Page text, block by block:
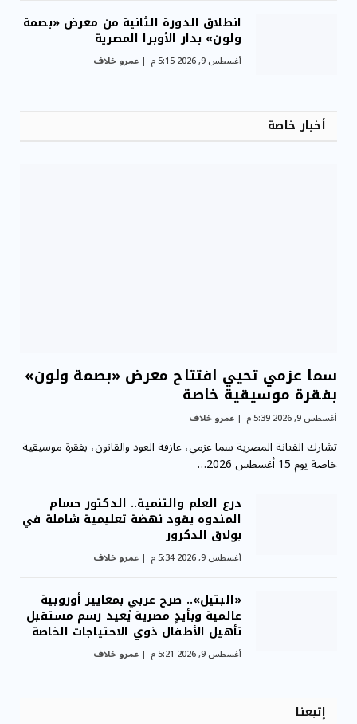
انطلاق الدورة الثانية من معرض «بصمة
ولون» بدار الأوبرا المصرية
أغسطس 9, 2026 5:15 م عمرو خلاف
أخبار خاصة
سما عزمي تحيي افتتاح معرض «بصمة ولون»
بفقرة موسيقية خاصة
أغسطس 9, 2026 5:39 م عمرو خلاف
تشارك الفنانة المصرية سما عزمي، عازفة العود والقانون، بفقرة موسيقية
خاصة يوم 15 أغسطس 2026…
درع العلم والتنمية.. الدكتور حسام
المندوه يقود نهضة تعليمية شاملة في
بولاق الدكرور
أغسطس 9, 2026 5:34 م عمرو خلاف
«البتيل».. صرح عربي بمعايير أوروبية
عالمية وبأيدٍ مصرية يُعيد رسم مستقبل
تأهيل الأطفال ذوي الاحتياجات الخاصة
أغسطس 9, 2026 5:21 م عمرو خلاف
إتبعنا